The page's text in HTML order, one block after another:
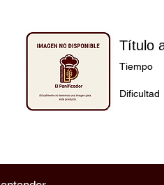
Título
Tiempo
Dificultad